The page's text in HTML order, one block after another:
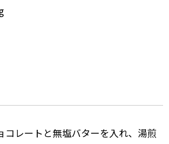
コレートと無塩バターを入れ、湯煎